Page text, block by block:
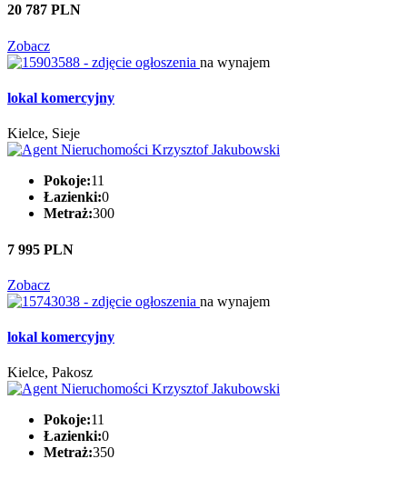
20 787 PLN
Zobacz
na wynajem
lokal komercyjny
Kielce, Sieje
Pokoje:11
Łazienki:0
Metraż:300
7 995 PLN
Zobacz
na wynajem
lokal komercyjny
Kielce, Pakosz
Pokoje:11
Łazienki:0
Metraż:350